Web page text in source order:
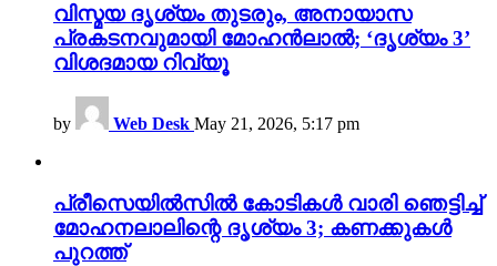
വിസ്മയ ദൃശ്യം തുടരും, അനായാസ
പ്രകടനവുമായി മോഹൻലാൽ; ‘ദൃശ്യം 3’
വിശദമായ റിവ്യൂ
by Web Desk May 21, 2026, 5:17 pm
പ്രീസെയിൽസിൽ കോടികൾ വാരി ഞെട്ടിച്ച്
മോഹനലാലിന്റെ ദൃശ്യം 3; കണക്കുകൾ
പുറത്ത്